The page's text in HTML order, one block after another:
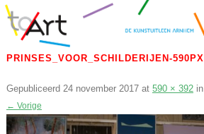
PRINSES_VOOR_SCHILDERIJEN-590PX
Gepubliceerd 24 november 2017at 590 × 392in
← Vorige